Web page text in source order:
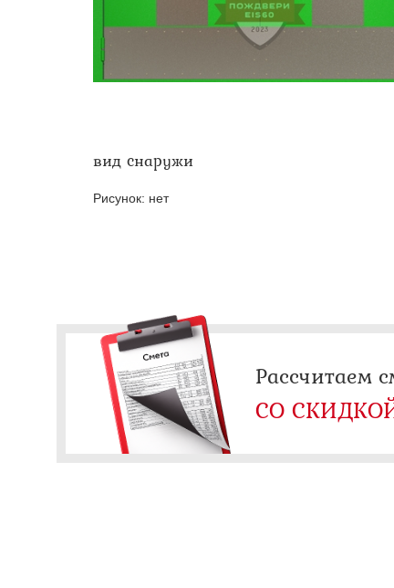
вид снаружи
Рисунок: нет
Рассчитаем
СО